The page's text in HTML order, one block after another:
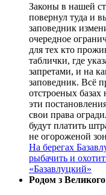
Законы в нашей
повернул туда и
заповедник
очередное
для тех кто
таблички, где
запретами, и на
заповедник. Всё
отстроеных
эти
свои права
будут платить
не огороженой
На берегах
рыбачить и
«Базавлуцкий»
Родом з